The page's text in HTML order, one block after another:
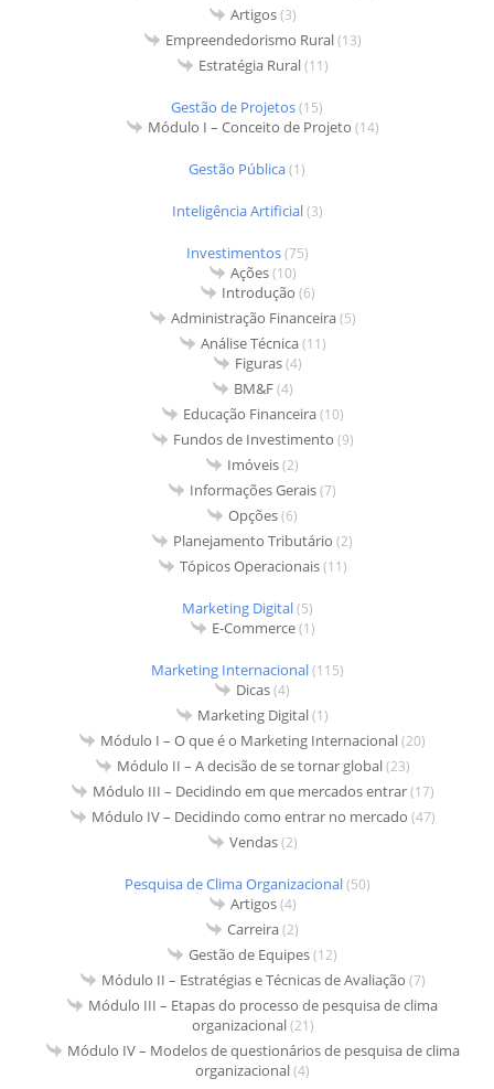
Artigos(3)
Empreendedorismo Rural(13)
Estratégia Rural(11)
Gestão de Projetos(15)
Módulo I – Conceito de Projeto (14)
Gestão Pública(1)
Inteligência Artificial(3)
Investimentos(75)
Ações(10)
Introdução (6)
Administração Financeira(5)
Análise Técnica(11)
Figuras(4)
BM&F(4)
Educação Financeira(10)
Fundos de Investimento (9)
Imóveis(2)
Informações Gerais(7)
Opções(6)
Planejamento Tributário (2)
Tópicos Operacionais(11)
Marketing Digital(5)
E-Commerce(1)
Marketing Internacional(115)
Dicas(4)
Marketing Digital(1)
Módulo I – O que é o Marketing Internacional(20)
Módulo II – A decisão de se tornar global(23)
Módulo III – Decidindo em que mercados entrar(17)
Módulo IV – Decidindo como entrar no mercado (47)
Vendas(2)
Pesquisa de Clima Organizacional(50)
Artigos(4)
Carreira(2)
Gestão de Equipes(12)
Módulo II – Estratégias e Técnicas de Avaliação (7)
Módulo III – Etapas do processo de pesquisa de clima
organizacional(21)
Módulo IV – Modelos de questionários de pesquisa de clima
organizacional(4)